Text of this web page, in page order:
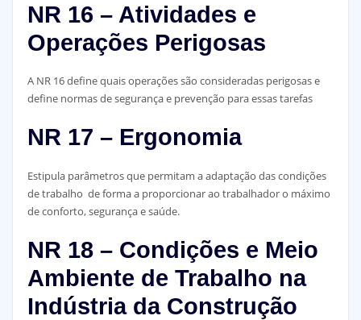
NR 16 – Atividades e
Operações Perigosas
A NR 16 define quais operações são consideradas perigosas e
define normas de segurança e prevenção para essas tarefas
NR 17 – Ergonomia
Estipula parâmetros que permitam a adaptação das condições
de trabalho de forma a proporcionar ao trabalhador o máximo
de conforto, segurança e saúde.
NR 18 – Condições e Meio
Ambiente de Trabalho na
Indústria da Construção